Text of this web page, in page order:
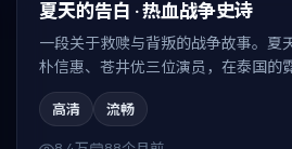
精选
夏天的告白 · 热血战争史诗
一段关于救赎与背叛的战争故事。夏
朴信惠、苍井优三位演员，在泰国的
性，结局耐人寻味。
高清
流畅